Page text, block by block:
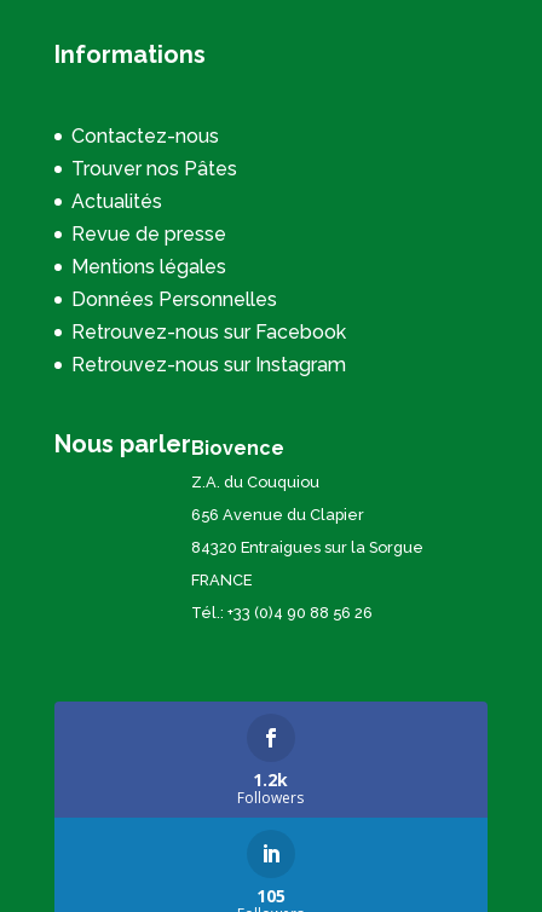
Informations
Contactez-nous
Trouver nos Pâtes
Actualités
Revue de presse
Mentions légales
Données Personnelles
Retrouvez-nous sur Facebook
Retrouvez-nous sur Instagram
Nous parlerBiovence
Z.A. du Couquiou
656 Avenue du Clapier
84320 Entraigues sur la Sorgue
FRANCE
Tél.: +33 (0)4 90 88 56 26
1.2k
Followers
105